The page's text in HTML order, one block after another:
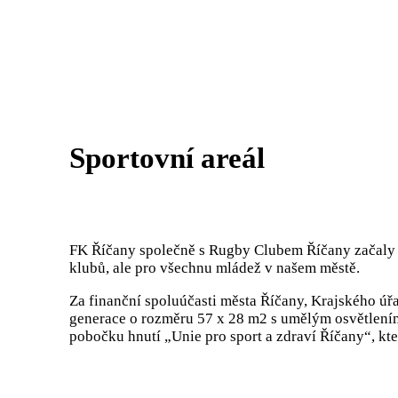
Sportovní areál
FK Říčany společně s Rugby Clubem Říčany
klubů, ale pro všechnu mládež v našem městě.
Za finanční spoluúčasti města Říčany, Krajského
generace o rozměru 57 x 28 m2 s umělým
pobočku hnutí „Unie pro sport a zdraví Říčany“,